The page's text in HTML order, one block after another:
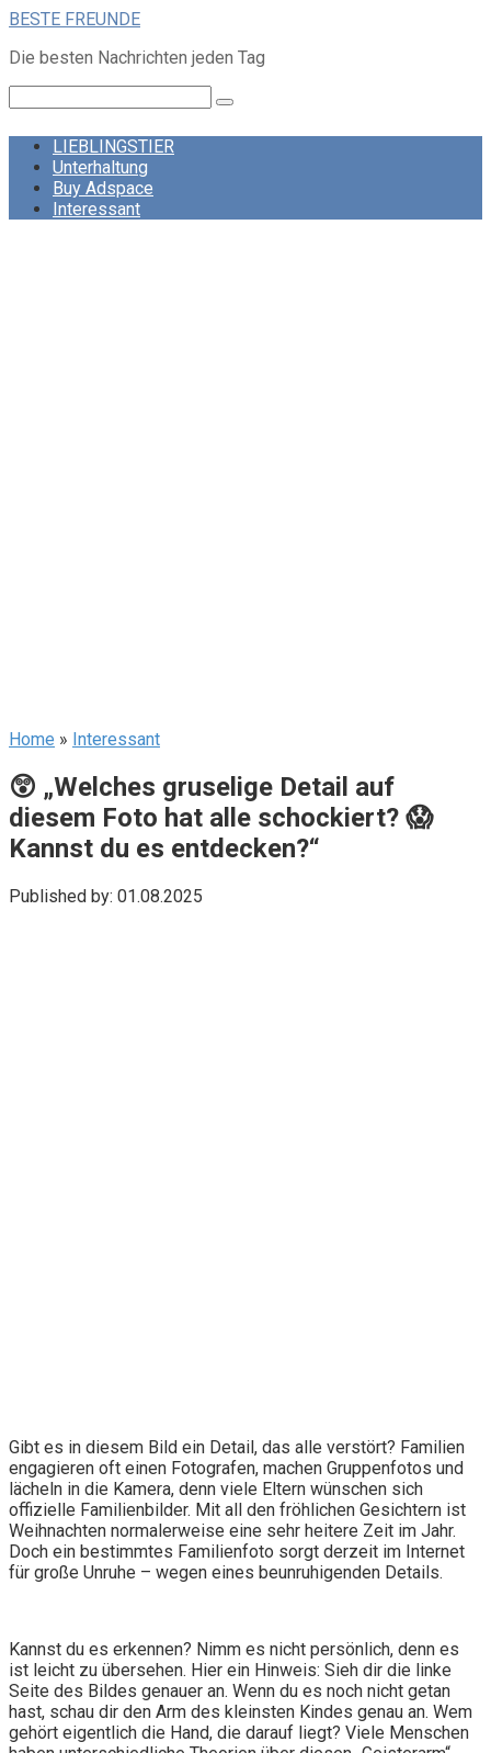
Skip
content
BESTE FREUNDE
Die besten Nachrichten jeden Tag
LIEBLINGSTIER
Unterhaltung
Buy Adspace
Interessant
Home » Interessant
😲 „Welches gruselige Detail auf
diesem Foto hat alle schockiert? 😱
Kannst du es entdecken?“
Published by: 01.08.2025
Gibt es in diesem Bild ein Detail, das alle verstört? Familien
engagieren oft einen Fotografen, machen Gruppenfotos und
lächeln in die Kamera, denn viele Eltern wünschen sich
offizielle Familienbilder. Mit all den fröhlichen Gesichtern ist
Weihnachten normalerweise eine sehr heitere Zeit im Jahr.
Doch ein bestimmtes Familienfoto sorgt derzeit im Internet
für große Unruhe – wegen eines beunruhigenden Details.
Kannst du es erkennen? Nimm es nicht persönlich, denn es
ist leicht zu übersehen. Hier ein Hinweis: Sieh dir die linke
Seite des Bildes genauer an. Wenn du es noch nicht getan
hast, schau dir den Arm des kleinsten Kindes genau an. Wem
gehört eigentlich die Hand, die darauf liegt? Viele Menschen